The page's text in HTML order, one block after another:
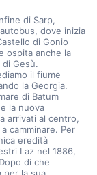
di Sarp,
dove inizia
di Gonio
ospita anche la
Gesù.
il fiume
la Georgia.
di Batum
la nuova
arrivati al centro,
camminare. Per
eredità
Laz nel 1886,
di che